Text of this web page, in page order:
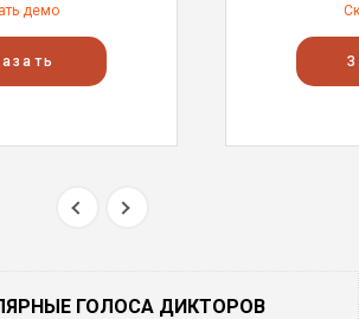
демо
ГОЛОСА ДИКТОРОВ